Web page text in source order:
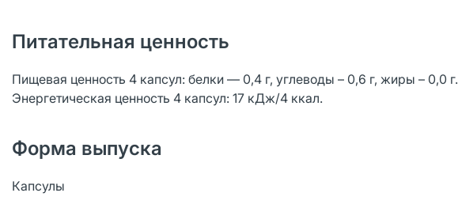
Питательная ценность
Пищевая ценность 4 капсул: белки — 0,4 г, углеводы – 0,6 г, жиры – 0,0 г.
Энергетическая ценность 4 капсул: 17 кДж/4 ккал.
Форма выпуска
Капсулы